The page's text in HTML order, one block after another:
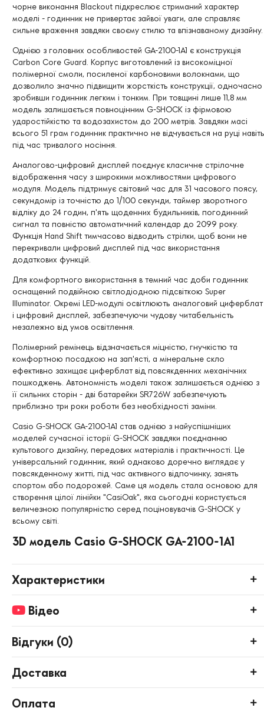
чорне виконання Blackout підкреслює стриманий характер
моделі - годинник не привертає зайвої уваги, але справляє
сильне враження завдяки своєму стилю та впізнаваному дизайну.
Однією з головних особливостей GA-2100-1A1 є конструкція
Carbon Core Guard. Корпус виготовлений із високоміцної
полімерної смоли, посиленої карбоновими волокнами, що
дозволило значно підвищити жорсткість конструкції, одночасно
зробивши годинник легким і тонким. При товщині лише 11,8 мм
модель залишається повноцінним G-SHOCK із фірмовою
ударостійкістю та водозахистом до 200 метрів. Завдяки масі
всього 51 грам годинник практично не відчувається на руці навіть
під час тривалого носіння.
Аналогово-цифровий дисплей поєднує класичне стрілочне
відображення часу з широкими можливостями цифрового
модуля. Модель підтримує світовий час для 31 часового поясу,
секундомір із точністю до 1/100 секунди, таймер зворотного
відліку до 24 годин, п'ять щоденних будильників, погодинний
сигнал та повністю автоматичний календар до 2099 року.
Функція Hand Shift тимчасово відводить стрілки, щоб вони не
перекривали цифровий дисплей під час використання
додаткових функцій.
Для комфортного використання в темний час доби годинник
оснащений подвійною світлодіодною підсвіткою Super
Illuminator. Окремі LED-модулі освітлюють аналоговий циферблат
і цифровий дисплей, забезпечуючи чудову читабельність
незалежно від умов освітлення.
Полімерний ремінець відзначається міцністю, гнучкістю та
комфортною посадкою на зап'ясті, а мінеральне скло
ефективно захищає циферблат від повсякденних механічних
пошкоджень. Автономність моделі також залишається однією з
її сильних сторін - дві батарейки SR726W забезпечують
приблизно три роки роботи без необхідності заміни.
Casio G-SHOCK GA-2100-1A1 став однією з найуспішніших
моделей сучасної історії G-SHOCK завдяки поєднанню
культового дизайну, передових матеріалів і практичності. Це
універсальний годинник, який однаково доречно виглядає у
повсякденному житті, під час активного відпочинку, занять
спортом або подорожей. Саме ця модель стала основою для
створення цілої лінійки "CasiOak", яка сьогодні користується
величезною популярністю серед поціновувачів G-SHOCK у
всьому світі.
3D модель Casio G-SHOCK GA-2100-1A1
Характеристики
Відео
Відгуки (0)
Доставка
Оплата